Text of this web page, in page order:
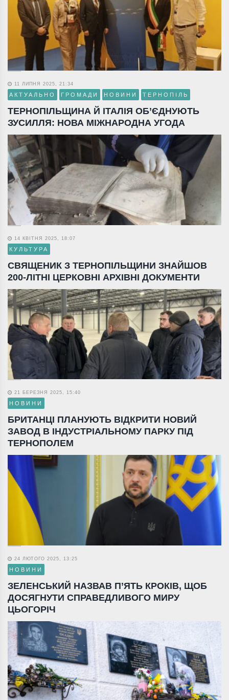
11 ЛИПНЯ 2025, 21:34
АКТУАЛЬНО ГРОМАДИ НОВИНИ ТЕРНОПІЛЬ
ТЕРНОПІЛЬЩИНА Й ІТАЛІЯ ОБ’ЄДНУЮТЬ
ЗУСИЛЛЯ: НОВА МІЖНАРОДНА УГОДА
14 КВІТНЯ 2025, 18:07
КУЛЬТУРА
СВЯЩЕНИК З ТЕРНОПІЛЬЩИНИ ЗНАЙШОВ
200-ЛІТНІ ЦЕРКОВНІ АРХІВНІ ДОКУМЕНТИ
21 БЕРЕЗНЯ 2025, 15:40
НОВИНИ
БРИТАНЦІ ПЛАНУЮТЬ ВІДКРИТИ НОВИЙ
ЗАВОД В ІНДУСТРІАЛЬНОМУ ПАРКУ ПІД
ТЕРНОПОЛЕМ
24 ЛЮТОГО 2025, 13:25
НОВИНИ
ЗЕЛЕНСЬКИЙ НАЗВАВ П’ЯТЬ КРОКІВ, ЩОБ
ДОСЯГНУТИ СПРАВЕДЛИВОГО МИРУ
ЦЬОГОРІЧ